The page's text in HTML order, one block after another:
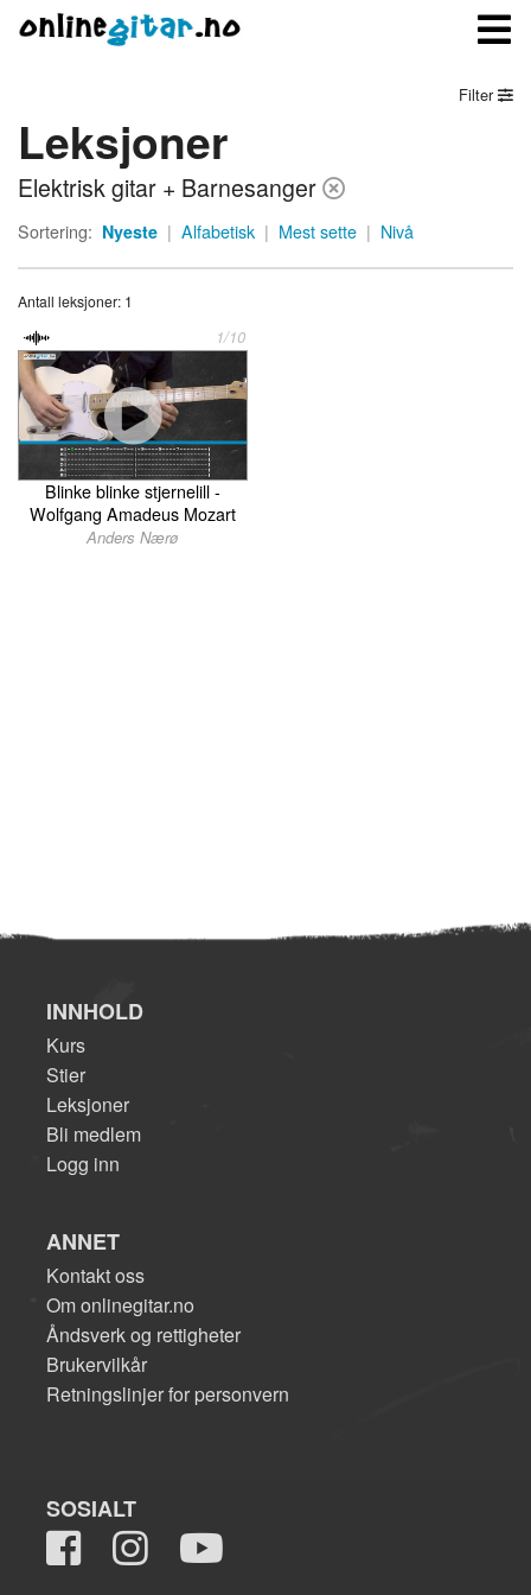
Meny
Logg inn
Kontakt oss
Om onlinegitar.no
Filter
Leksjoner
Elektrisk gitar + Barnesanger
Sortering: Nyeste | Alfabetisk | Mest sette | Nivå
Antall leksjoner: 1
1/10
Blinke blinke stjernelill -
Wolfgang Amadeus Mozart
Anders Nærø
INNHOLD
Kurs
Stier
Leksjoner
Bli medlem
Logg inn
ANNET
Kontakt oss
Om onlinegitar.no
Åndsverk og rettigheter
Brukervilkår
Retningslinjer for personvern
SOSIALT